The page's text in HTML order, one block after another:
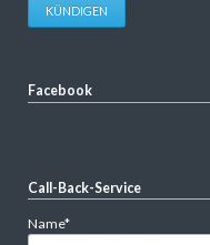
KÜNDIGEN
Facebook
Call-Back-Service
Pflichtfeld
Name*